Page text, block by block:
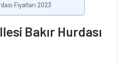
Fiyatları 2023
Bakır Hurdası